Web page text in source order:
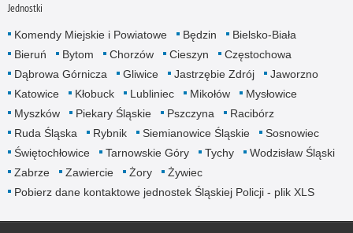
Jednostki
Komendy Miejskie i Powiatowe Będzin
Bielsko-Biała
Bieruń
Bytom Chorzów Cieszyn
Częstochowa
Dąbrowa Górnicza
Gliwice Jastrzębie Zdrój
Jaworzno
Katowice
Kłobuck Lubliniec Mikołów
Mysłowice
Myszków
Piekary Śląskie Pszczyna
Racibórz
Ruda Śląska
Rybnik Siemianowice Śląskie
Sosnowiec
Świętochłowice
Tarnowskie Góry Tychy
Wodzisław Śląski
Zabrze
Zawiercie Żory
Żywiec
Pobierz dane kontaktowe jednostek Śląskiej Policji - plik XLS